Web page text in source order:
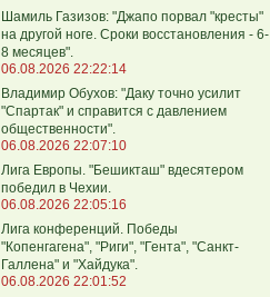
Шамиль Газизов: "Джапо порвал "кресты"
на другой ноге. Сроки восстановления - 6-
8 месяцев".
06.08.2026 22:22:14
Владимир Обухов: "Даку точно усилит
"Спартак" и справится с давлением
общественности".
06.08.2026 22:07:10
Лига Европы. "Бешикташ" вдесятером
победил в Чехии.
06.08.2026 22:05:16
Лига конференций. Победы
"Копенгагена", "Риги", "Гента", "Санкт-
Галлена" и "Хайдука".
06.08.2026 22:01:52